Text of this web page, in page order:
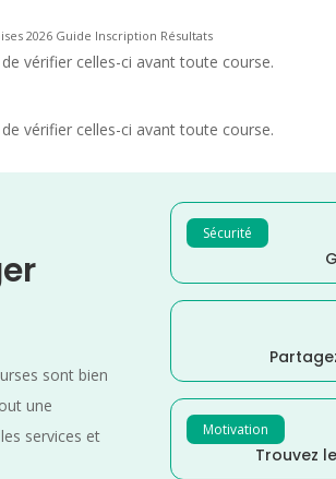
2026 Guide Inscription Résultats
vérifier celles-ci avant toute course.
vérifier celles-ci avant toute course.
sont bien
une
services et
Sécurité
Motivation
Trouvez